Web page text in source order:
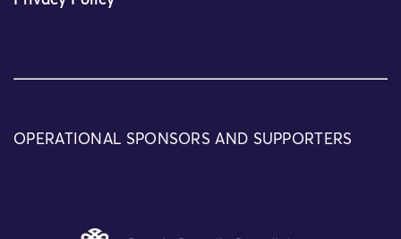
OPERATIONAL SPONSORS AND SUPPORTERS